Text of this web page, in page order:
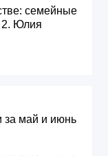
семейные
2. Юлия
за май и июнь